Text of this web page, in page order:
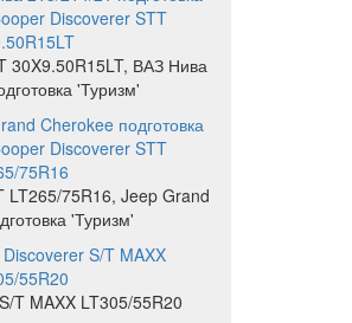
30X9.50R15LT, ВАЗ Нива
'Туризм'
LT265/75R16, Jeep Grand
'Туризм'
T MAXX LT305/55R20